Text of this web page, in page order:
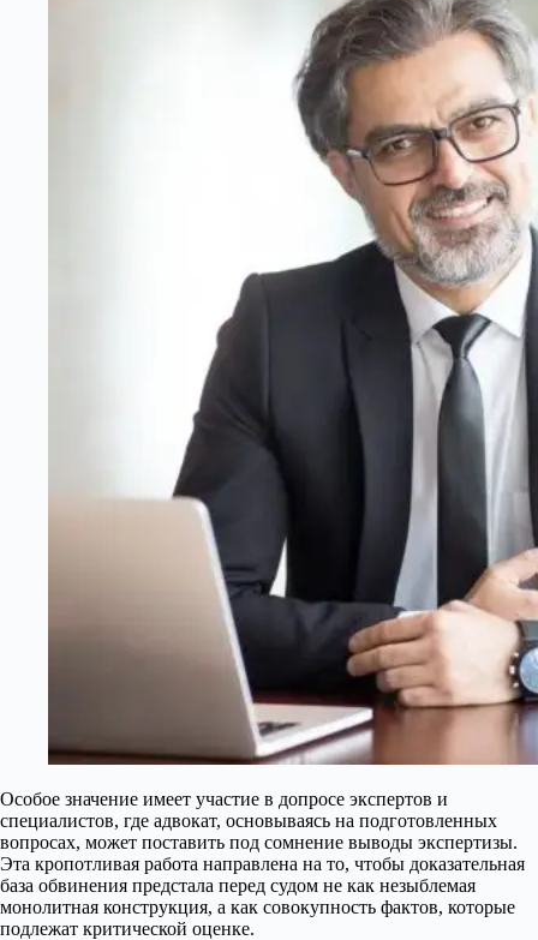
Особое значение имеет участие в допросе экспертов и
специалистов, где адвокат, основываясь на подготовленных
вопросах, может поставить под сомнение выводы экспертизы.
Эта кропотливая работа направлена на то, чтобы доказательная
база обвинения предстала перед судом не как незыблемая
монолитная конструкция, а как совокупность фактов, которые
подлежат критической оценке.